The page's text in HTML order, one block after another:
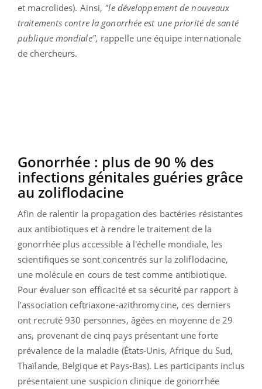
et macrolides). Ainsi, "le développement de nouveaux
traitements contre la gonorrhée est une priorité de santé
publique mondiale", rappelle une équipe internationale
de chercheurs.
Gonorrhée : plus de 90 % des
infections génitales guéries grâce
au zoliflodacine
Afin de ralentir la propagation des bactéries résistantes
aux antibiotiques et à rendre le traitement de la
gonorrhée plus accessible à l'échelle mondiale, les
scientifiques se sont concentrés sur la zoliflodacine,
une molécule en cours de test comme antibiotique.
Pour évaluer son efficacité et sa sécurité par rapport à
l’association ceftriaxone-azithromycine, ces derniers
ont recruté 930 personnes, âgées en moyenne de 29
ans, provenant de cinq pays présentant une forte
prévalence de la maladie (États-Unis, Afrique du Sud,
Thaïlande, Belgique et Pays-Bas). Les participants inclus
présentaient une suspicion clinique de gonorrhée